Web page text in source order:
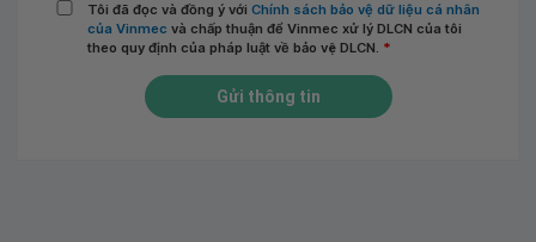
Tôi đã đọc và đồng ý với Chính sách bảo vệ dữ liệu cá nhân
của Vinmec và chấp thuận để Vinmec xử lý DLCN của tôi
theo quy định của pháp luật về bảo vệ DLCN. *
Gửi thông tin